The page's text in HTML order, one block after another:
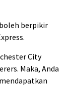
berpikir
City
Maka, Anda